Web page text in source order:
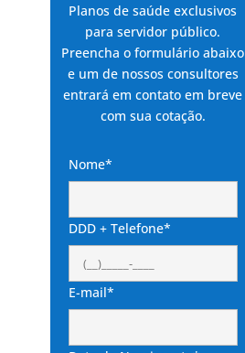
Planos de saúde exclusivos
para servidor público.
Preencha o formulário abaixo
e um de nossos consultores
entrará em contato em breve
com sua cotação.
Nome*
DDD + Telefone*
E-mail*